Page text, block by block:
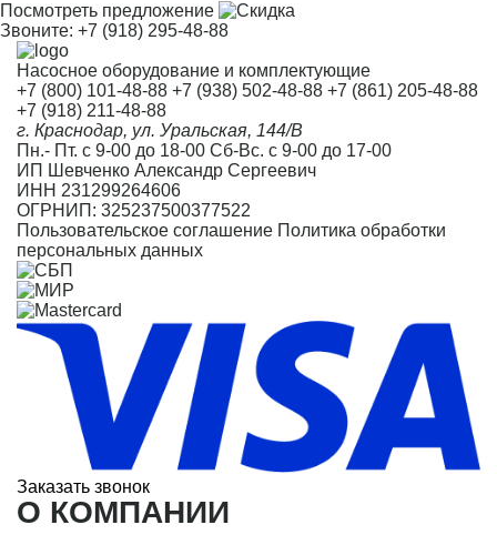
Посмотреть предложение
Звоните: +7 (918) 295-48-88
Насосное оборудование и комплектующие
+7 (800) 101-48-88 +7 (938) 502-48-88 +7 (861) 205-48-88
+7 (918) 211-48-88
г. Краснодар, ул. Уральская, 144/В
Пн.- Пт. с 9-00 до 18-00 Сб-Вс. с 9-00 до 17-00
ИП Шевченко Александр Сергеевич
ИНН 231299264606
ОГРНИП: 325237500377522
Пользовательское соглашение Политика обработки
персональных данных
Заказать звонок
О КОМПАНИИ